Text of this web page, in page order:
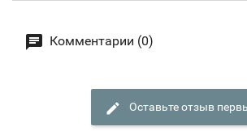
Комментарии (0)
Оставьте отзыв